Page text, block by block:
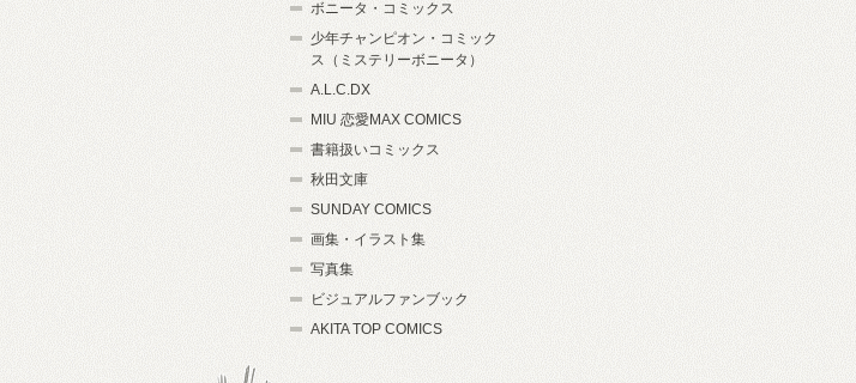
ボニータ・コミックス
少年チャンピオン・コミック
ス（ミステリーボニータ）
A.L.C.DX
MIU 恋愛MAX COMICS
書籍扱いコミックス
秋田文庫
SUNDAY COMICS
画集・イラスト集
写真集
ビジュアルファンブック
AKITA TOP COMICS